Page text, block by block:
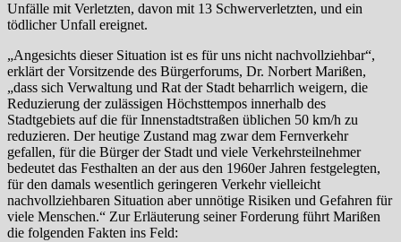
Unfälle mit Verletzten, davon mit 13 Schwerverletzten, und ein
tödlicher Unfall ereignet.
„Angesichts dieser Situation ist es für uns nicht nachvollziehbar“,
erklärt der Vorsitzende des Bürgerforums, Dr. Norbert Marißen,
„dass sich Verwaltung und Rat der Stadt beharrlich weigern, die
Reduzierung der zulässigen Höchsttempos innerhalb des
Stadtgebiets auf die für Innenstadtstraßen üblichen 50 km/h zu
reduzieren. Der heutige Zustand mag zwar dem Fernverkehr
gefallen, für die Bürger der Stadt und viele Verkehrsteilnehmer
bedeutet das Festhalten an der aus den 1960er Jahren festgelegten,
für den damals wesentlich geringeren Verkehr vielleicht
nachvollziehbaren Situation aber unnötige Risiken und Gefahren für
viele Menschen.“ Zur Erläuterung seiner Forderung führt Marißen
die folgenden Fakten ins Feld: